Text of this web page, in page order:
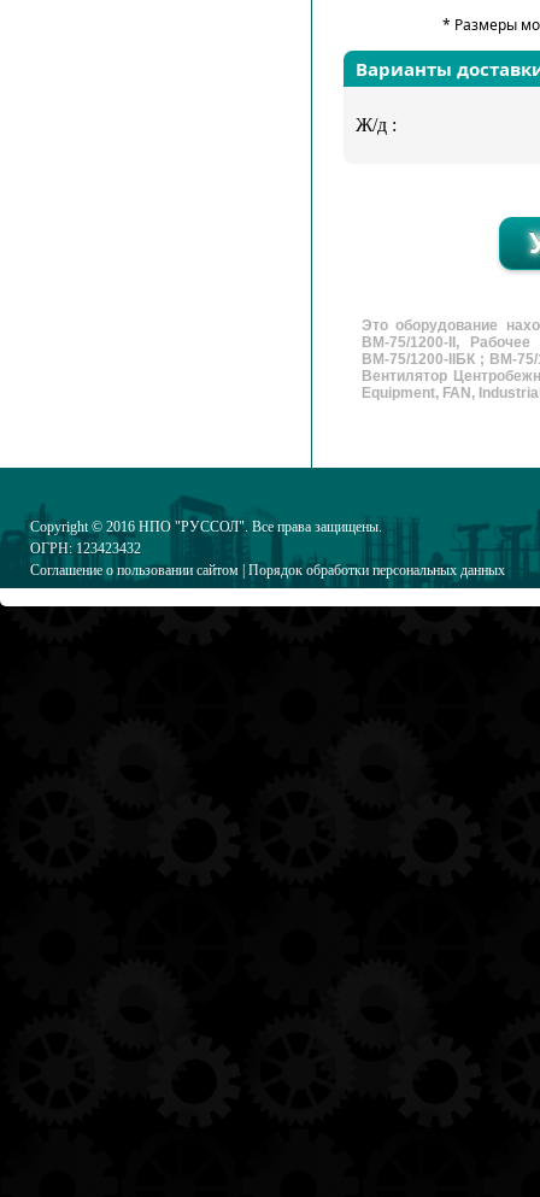
* Размеры
Варианты
Ж/д :
Это оборудование
ВМ-75/1200-II,
ВМ-75/1200-IIБК ; ВМ-75/
Вентилятор
Equipment, FAN,
Copyright © 2016 НПО "РУССОЛ". Все права защищены.
ОГРН: 123423432
Соглашение о пользовании сайтом Порядок обработки персональных данных